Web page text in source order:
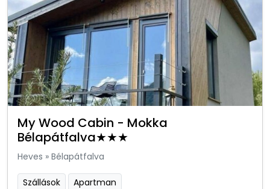
My Wood Cabin - Mokka
Bélapátfalva★★★
Heves » Bélapátfalva
Szállások Apartman